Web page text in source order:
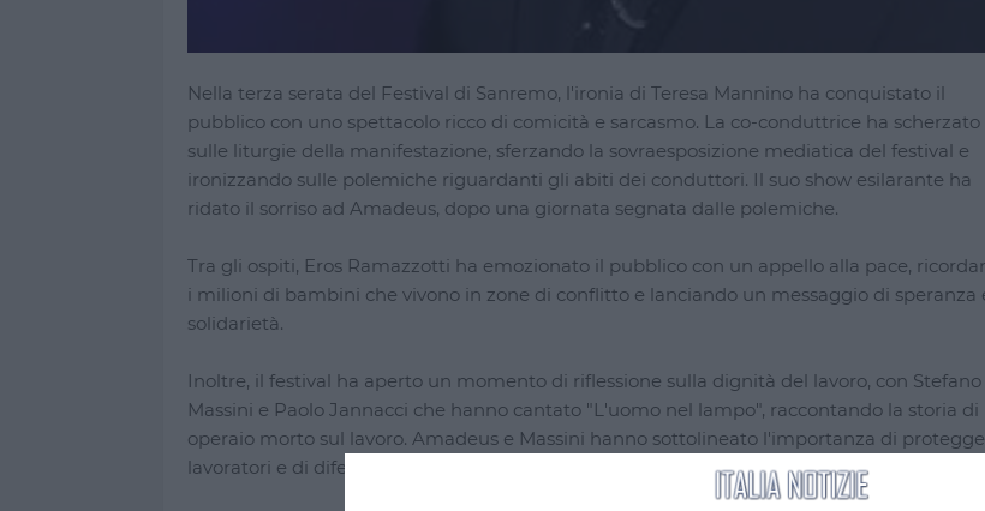
Nella terza serata del Festival di Sanremo, l'ironia di Teresa Mannino ha conquistato il
pubblico con uno spettacolo ricco di comicità e sarcasmo. La co-conduttrice ha scherzato
sulle liturgie della manifestazione, sferzando la sovraesposizione mediatica del festival e
ironizzando sulle polemiche riguardanti gli abiti dei conduttori. Il suo show esilarante ha
ridato il sorriso ad Amadeus, dopo una giornata segnata dalle polemiche.
Tra gli ospiti, Eros Ramazzotti ha emozionato il pubblico con un appello alla pace,
i milioni di bambini che vivono in zone di conflitto e lanciando un messaggio di speranza
solidarietà.
Inoltre, il festival ha aperto un momento di riflessione sulla dignità del lavoro, con Stefano
Massini e Paolo Jannacci che hanno cantato "L'uomo nel lampo", raccontando la storia di
operaio morto sul lavoro. Amadeus e Massini hanno sottolineato l'importanza di
lavoratori e di difendere i propri diritti.